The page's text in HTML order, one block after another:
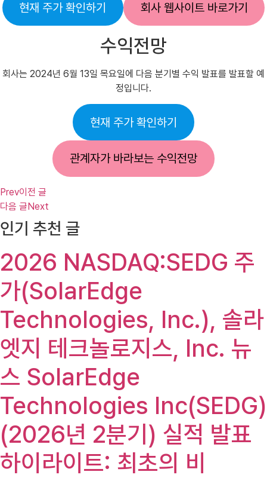
현재 주가 확인하기 회사 웹사이트 바로가기
수익전망
회사는 2024년 6월 13일 목요일에 다음 분기별 수익 발표를 발표할 예
정입니다.
현재 주가 확인하기
관계자가 바라보는 수익전망
Prev이전 글
다음 글Next
인기 추천 글
2026 NASDAQ:SEDG 주
가(SolarEdge
Technologies, Inc.), 솔라
엣지 테크놀로지스, Inc. 뉴
스 SolarEdge
Technologies Inc(SEDG)
(2026년 2분기) 실적 발표
하이라이트: 최초의 비